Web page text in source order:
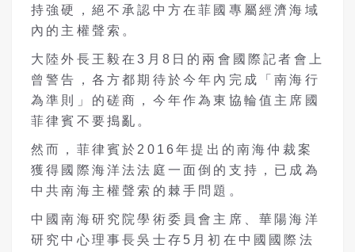
持強硬，絕不承認中方在菲國專屬經濟海域
內的主權聲索。
大陸外長王毅在3 月 8 日的兩會國際記者會上
曾警告，各方都期待於今年內完成「南海行
為準則」的磋商，今年作為東協輪值主席國
菲律賓不要搗亂。
然而，菲律賓於 2016年提出的南海仲裁案
獲得國際海洋法法庭一面倒的支持，已成為
中共南海主權聲索的棘手問題。
中國南海研究院學術委員會主席、華陽海洋
研究中心理事長吳士存 5 月初在中國國際法